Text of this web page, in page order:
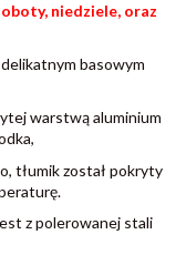
niedziele, oraz
basowym
warstwą aluminium
tłumik został pokryty
z polerowanej stali